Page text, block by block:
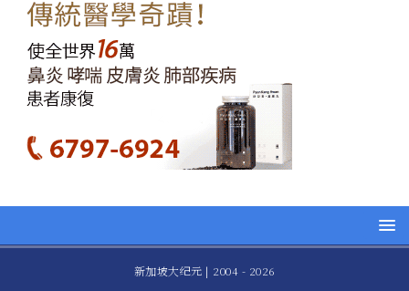
新加坡大纪元 | 2004 - 2026